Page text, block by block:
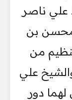
ناصر
محسن بن
من
هو والشيخ علي
دور